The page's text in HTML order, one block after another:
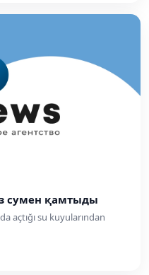
сумен қамтыды
açtığı su kuyularından